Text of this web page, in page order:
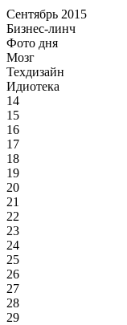
Сентябрь 2015
Бизнес-линч
Фото дня
Мозг
Техдизайн
Идиотека
14
15
16
17
18
19
20
21
22
23
24
25
26
27
28
29